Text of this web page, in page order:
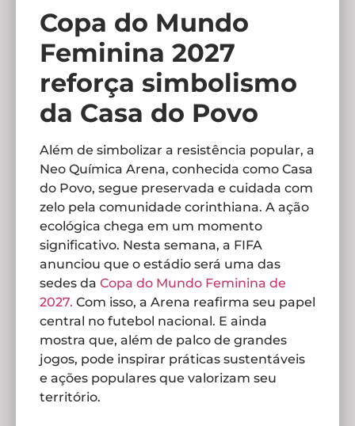
Copa do Mundo
Feminina 2027
reforça simbolismo
da Casa do Povo
Além de simbolizar a resistência popular, a
Neo Química Arena, conhecida como Casa
do Povo, segue preservada e cuidada com
zelo pela comunidade corinthiana. A ação
ecológica chega em um momento
significativo. Nesta semana, a FIFA
anunciou que o estádio será uma das
sedes da Copa do Mundo Feminina de
2027. Com isso, a Arena reafirma seu papel
central no futebol nacional. E ainda
mostra que, além de palco de grandes
jogos, pode inspirar práticas sustentáveis
e ações populares que valorizam seu
território.